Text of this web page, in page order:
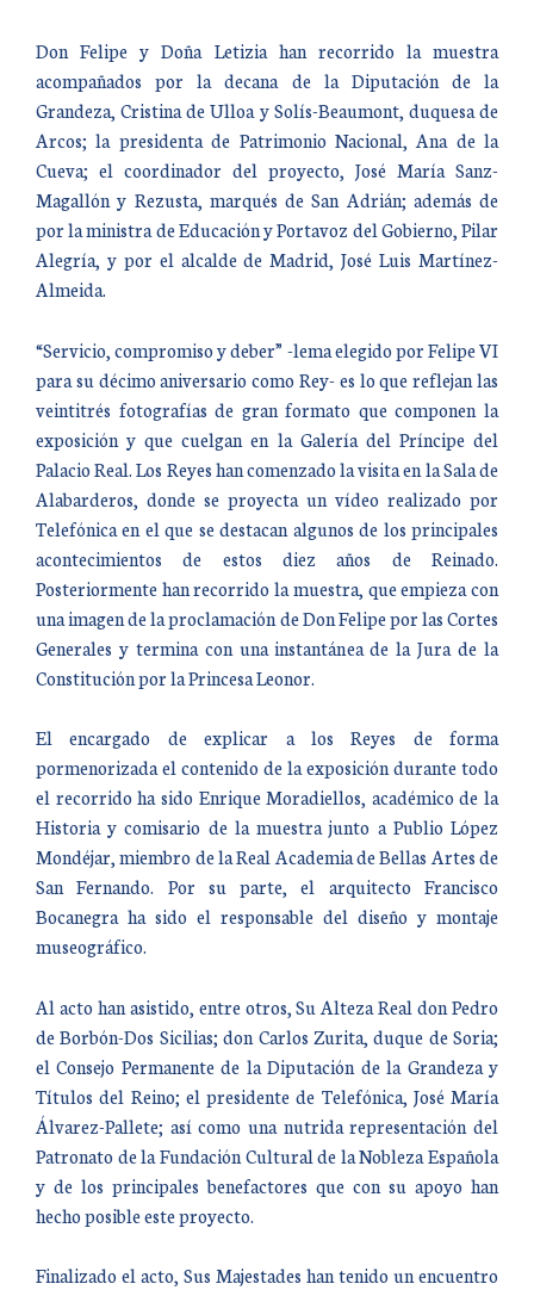
Don Felipe y Doña Letizia han recorrido la muestra
acompañados por la decana de la Diputación de la
Grandeza, Cristina de Ulloa y Solís-Beaumont, duquesa de
Arcos; la presidenta de Patrimonio Nacional, Ana de la
Cueva; el coordinador del proyecto, José María Sanz-
Magallón y Rezusta, marqués de San Adrián; además de
por la ministra de Educación y Portavoz del Gobierno, Pilar
Alegría, y por el alcalde de Madrid, José Luis Martínez-
Almeida.
“Servicio, compromiso y deber” -lema elegido por Felipe VI
para su décimo aniversario como Rey- es lo que reflejan las
veintitrés fotografías de gran formato que componen la
exposición y que cuelgan en la Galería del Príncipe del
Palacio Real. Los Reyes han comenzado la visita en la Sala de
Alabarderos, donde se proyecta un vídeo realizado por
Telefónica en el que se destacan algunos de los principales
acontecimientos de estos diez años de Reinado.
Posteriormente han recorrido la muestra, que empieza con
una imagen de la proclamación de Don Felipe por las Cortes
Generales y termina con una instantánea de la Jura de la
Constitución por la Princesa Leonor.
El encargado de explicar a los Reyes de forma
pormenorizada el contenido de la exposición durante todo
el recorrido ha sido Enrique Moradiellos, académico de la
Historia y comisario de la muestra junto a Publio López
Mondéjar, miembro de la Real Academia de Bellas Artes de
San Fernando. Por su parte, el arquitecto Francisco
Bocanegra ha sido el responsable del diseño y montaje
museográfico.
Al acto han asistido, entre otros, Su Alteza Real don Pedro
de Borbón-Dos Sicilias; don Carlos Zurita, duque de Soria;
el Consejo Permanente de la Diputación de la Grandeza y
Títulos del Reino; el presidente de Telefónica, José María
Álvarez-Pallete; así como una nutrida representación del
Patronato de la Fundación Cultural de la Nobleza Española
y de los principales benefactores que con su apoyo han
hecho posible este proyecto.
Finalizado el acto, Sus Majestades han tenido un encuentro